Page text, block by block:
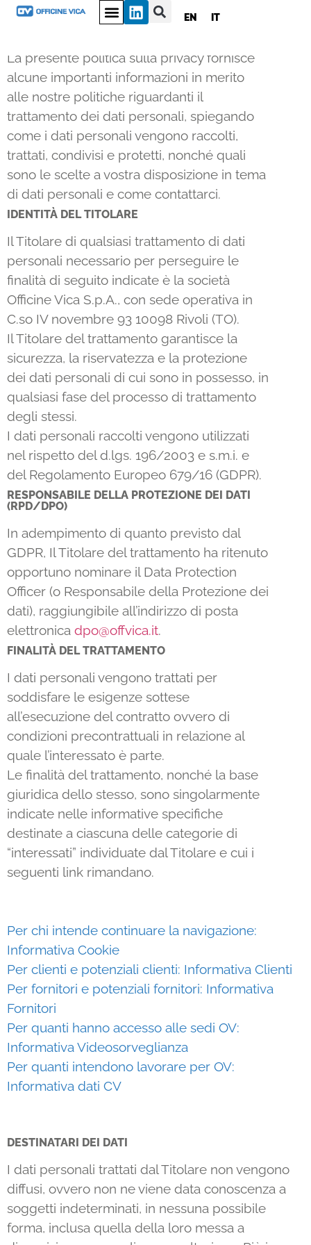
EN IT
PRIVACY POLICY
La presente politica sulla privacy fornisce
alcune importanti informazioni in merito
alle nostre politiche riguardanti il
trattamento dei dati personali, spiegando
come i dati personali vengono raccolti,
trattati, condivisi e protetti, nonché quali
sono le scelte a vostra disposizione in tema
di dati personali e come contattarci.
IDENTITÀ DEL TITOLARE
Il Titolare di qualsiasi trattamento di dati
personali necessario per perseguire le
finalità di seguito indicate è la società
Officine Vica S.p.A., con sede operativa in
C.so IV novembre 93 10098 Rivoli (TO).
Il Titolare del trattamento garantisce la
sicurezza, la riservatezza e la protezione
dei dati personali di cui sono in possesso, in
qualsiasi fase del processo di trattamento
degli stessi.
I dati personali raccolti vengono utilizzati
nel rispetto del d.lgs. 196/2003 e s.m.i. e
del Regolamento Europeo 679/16 (GDPR).
RESPONSABILE DELLA PROTEZIONE DEI DATI
(RPD/DPO)
In adempimento di quanto previsto dal
GDPR, Il Titolare del trattamento ha ritenuto
opportuno nominare il Data Protection
Officer (o Responsabile della Protezione dei
dati), raggiungibile all’indirizzo di posta
elettronica dpo@offvica.it.
FINALITÀ DEL TRATTAMENTO
I dati personali vengono trattati per
soddisfare le esigenze sottese
all’esecuzione del contratto ovvero di
condizioni precontrattuali in relazione al
quale l’interessato è parte.
Le finalità del trattamento, nonché la base
giuridica dello stesso, sono singolarmente
indicate nelle informative specifiche
destinate a ciascuna delle categorie di
“interessati” individuate dal Titolare e cui i
seguenti link rimandano.
Per chi intende continuare la navigazione:
Informativa Cookie
Per clienti e potenziali clienti: Informativa Clienti
Per fornitori e potenziali fornitori: Informativa
Fornitori
Per quanti hanno accesso alle sedi OV:
Informativa Videosorveglianza
Per quanti intendono lavorare per OV:
Informativa dati CV
DESTINATARI DEI DATI
I dati personali trattati dal Titolare non vengono
diffusi, ovvero non ne viene data conoscenza a
soggetti indeterminati, in nessuna possibile
forma, inclusa quella della loro messa a